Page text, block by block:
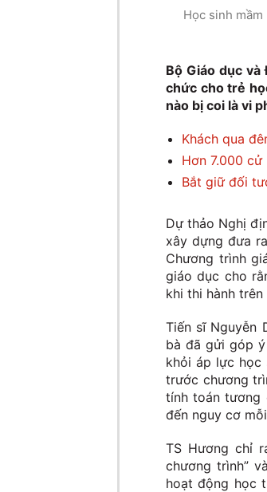
Học sinh
Bộ Giáo dục
chức cho trẻ
nào bị coi là vi
Khách qua
Hơn 7.000
Bắt giữ đối
Dự thảo Nghị
xây dựng đưa
Chương trình
giáo dục cho
khi thi hành
Tiến sĩ Nguyễn
bà đã gửi góp
khỏi áp lực học
trước chương
tính toán tương
đến nguy cơ
TS Hương chỉ
chương trình”
hoạt động học